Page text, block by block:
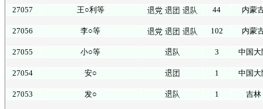
27057 王○利等 44 内蒙
27056 李○等 102 内蒙
27055 小○等 3 中国大
27054 安○ 1 中国大
27053 发○ 1 吉林